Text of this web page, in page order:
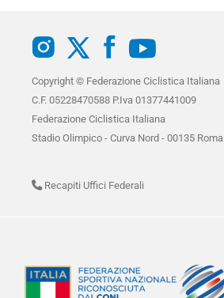
Copyright © Federazione Ciclistica Italiana
C.F. 05228470588 P.Iva 01377441009
Federazione Ciclistica Italiana
Stadio Olimpico - Curva Nord - 00135 Roma
Recapiti Uffici Federali